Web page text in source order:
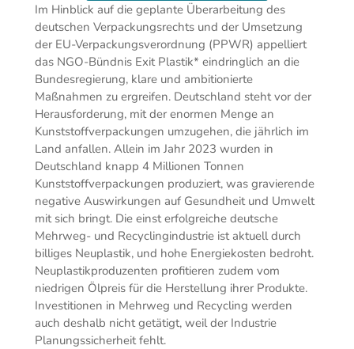
Im Hinblick auf die geplante Überarbeitung des
deutschen Verpackungsrechts und der Umsetzung
der EU-Verpackungsverordnung (PPWR) appelliert
das NGO-Bündnis Exit Plastik* eindringlich an die
Bundesregierung, klare und ambitionierte
Maßnahmen zu ergreifen. Deutschland steht vor der
Herausforderung, mit der enormen Menge an
Kunststoffverpackungen umzugehen, die jährlich im
Land anfallen. Allein im Jahr 2023 wurden in
Deutschland knapp 4 Millionen Tonnen
Kunststoffverpackungen produziert, was gravierende
negative Auswirkungen auf Gesundheit und Umwelt
mit sich bringt. Die einst erfolgreiche deutsche
Mehrweg- und Recyclingindustrie ist aktuell durch
billiges Neuplastik, und hohe Energiekosten bedroht.
Neuplastikproduzenten profitieren zudem vom
niedrigen Ölpreis für die Herstellung ihrer Produkte.
Investitionen in Mehrweg und Recycling werden
auch deshalb nicht getätigt, weil der Industrie
Planungssicherheit fehlt.